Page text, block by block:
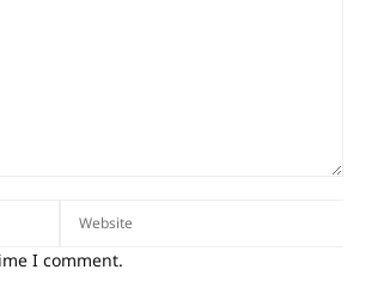
I comment.